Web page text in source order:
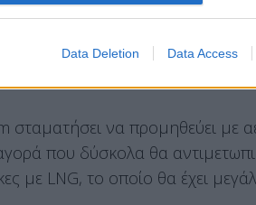
Data Deletion Data Access
έτοιμη εντός του
να προμηθεύει με
που δύσκολα θα
με LNG, το οποίο θα έχει